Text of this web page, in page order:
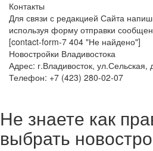
Контакты
Для связи с редакцией Сайта
используя форму отправки
[contact-form-7 404 "Не найдено"]
Новостройки Владивостока
Адрес: г.Владивосток, ул.Сельская,
Телефон: +7 (423) 280-02-07
Не знаете как
выбрать